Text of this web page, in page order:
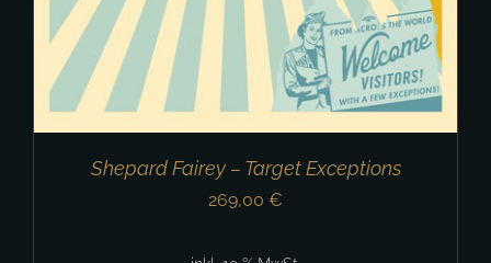
Shepard Fairey – Target Exceptions
269,00 €